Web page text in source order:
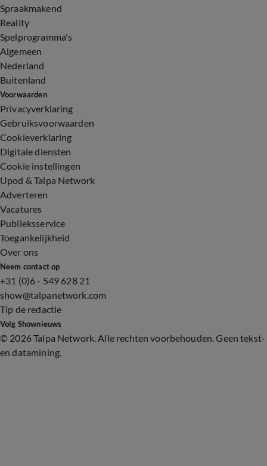
Spraakmakend
Reality
Spelprogramma's
Algemeen
Nederland
Buitenland
Voorwaarden
Privacyverklaring
Gebruiksvoorwaarden
Cookieverklaring
Digitale diensten
Cookie instellingen
Upod & Talpa Network
Adverteren
Vacatures
Publieksservice
Toegankelijkheid
Over ons
Neem contact op
+31 (0)6 - 549 628 21
show@talpanetwork.com
Tip de redactie
Volg Shownieuws
© 2026 Talpa Network. Alle rechten voorbehouden. Geen tekst-
en datamining.